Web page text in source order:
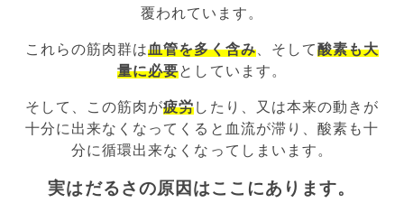
覆われています。
これらの筋肉群は血管を多く含み、そして酸素も大
量に必要としています。
そして、この筋肉が疲労したり、又は本来の動きが
十分に出来なくなってくると血流が滞り、酸素も十
分に循環出来なくなってしまいます。
実はだるさの原因はここにあります。